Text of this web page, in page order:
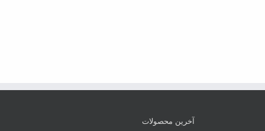
آخرین محصولات